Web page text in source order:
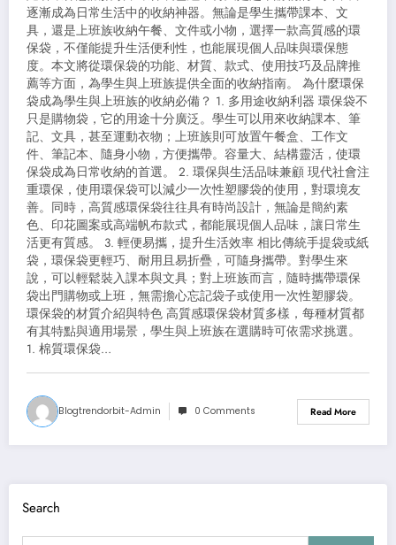
逐漸成為日常生活中的收納神器。無論是學生攜帶課本、文
具，還是上班族收納午餐、文件或小物，選擇一款高質感的環
保袋，不僅能提升生活便利性，也能展現個人品味與環保態
度。本文將從環保袋的功能、材質、款式、使用技巧及品牌推
薦等方面，為學生與上班族提供全面的收納指南。 為什麼環保
袋成為學生與上班族的收納必備？ 1. 多用途收納利器 環保袋不
只是購物袋，它的用途十分廣泛。學生可以用來收納課本、筆
記、文具，甚至運動衣物；上班族則可放置午餐盒、工作文
件、筆記本、隨身小物，方便攜帶。容量大、結構靈活，使環
保袋成為日常收納的首選。 2. 環保與生活品味兼顧 現代社會注
重環保，使用環保袋可以減少一次性塑膠袋的使用，對環境友
善。同時，高質感環保袋往往具有時尚設計，無論是簡約素
色、印花圖案或高端帆布款式，都能展現個人品味，讓日常生
活更有質感。 3. 輕便易攜，提升生活效率 相比傳統手提袋或紙
袋，環保袋更輕巧、耐用且易折疊，可隨身攜帶。對學生來
說，可以輕鬆裝入課本與文具；對上班族而言，隨時攜帶環保
袋出門購物或上班，無需擔心忘記袋子或使用一次性塑膠袋。
環保袋的材質介紹與特色 高質感環保袋材質多樣，每種材質都
有其特點與適用場景，學生與上班族在選購時可依需求挑選。
1. 棉質環保袋…
Blogtrendorbit-Admin 0 Comments Read More
Search